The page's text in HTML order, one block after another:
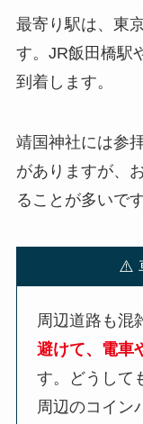
最寄り駅は、東
す。JR飯田橋駅
到着します。
靖国神社には参
がありますが、
ることが多いです
⚠️
周辺道路も混
避けて、電車
す。どうして
周辺のコイン